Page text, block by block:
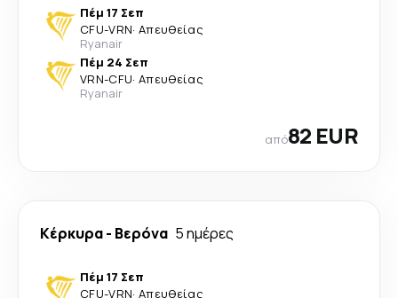
Πέμ 17 Σεπ
CFU-VRN· Απευθείας
Ryanair
Πέμ 24 Σεπ
VRN-CFU· Απευθείας
Ryanair
από82 EUR
Κέρκυρα- Βερόνα 5 ημέρες
Πέμ 17 Σεπ
CFU-VRN· Απευθείας